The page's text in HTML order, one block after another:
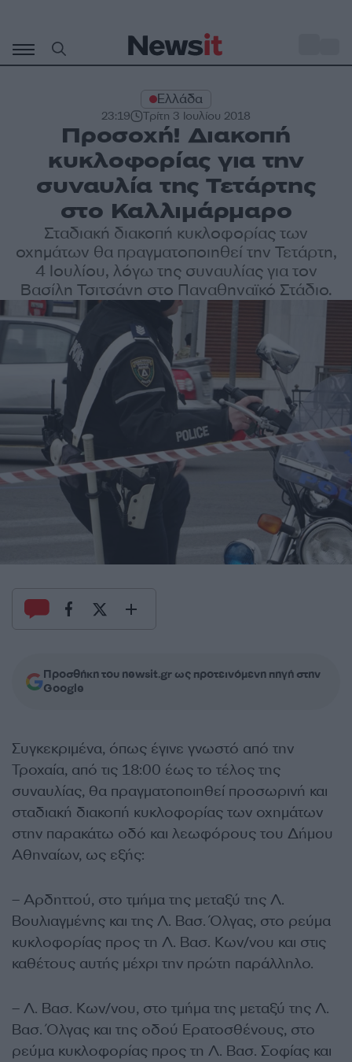
περιεχόμενο
Ελλάδα
23:19 Τρίτη 3 Ιουλίου 2018
Προσοχή! Διακοπή
κυκλοφορίας για την
συναυλία της Τετάρτης
στο Καλλιμάρμαρο
Σταδιακή διακοπή κυκλοφορίας των
οχημάτων θα πραγματοποιηθεί την Τετάρτη,
4 Ιουλίου, λόγω της συναυλίας για τον
Βασίλη Τσιτσάνη στο Παναθηναϊκό Στάδιο.
Προσθήκη του newsit.gr ως προτεινόμενη πηγή στην
Google
Συγκεκριμένα, όπως έγινε γνωστό από την
Τροχαία, από τις 18:00 έως το τέλος της
συναυλίας, θα πραγματοποιηθεί προσωρινή και
σταδιακή διακοπή κυκλοφορίας των οχημάτων
στην παρακάτω οδό και λεωφόρους του Δήμου
Αθηναίων, ως εξής:
– Αρδηττού, στο τμήμα της μεταξύ της Λ.
Βουλιαγμένης και της Λ. Βασ. Όλγας, στο ρεύμα
κυκλοφορίας προς τη Λ. Βασ. Κων/νου και στις
καθέτους αυτής μέχρι την πρώτη παράλληλο.
– Λ. Βασ. Κων/νου, στο τμήμα της μεταξύ της Λ.
Βασ. Όλγας και της οδού Ερατοσθένους, στο
ρεύμα κυκλοφορίας προς τη Λ. Βασ. Σοφίας και